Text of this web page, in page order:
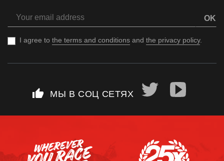
OK
I agree to the terms and conditions and the privacy policy.
thumb_up МЫ В СОЦ СЕТЯХ